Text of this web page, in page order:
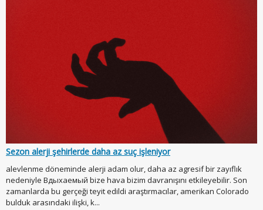
Sezon alerji şehirlerde daha az suç işleniyor
alevlenme döneminde alerji adam olur, daha az agresif bir zayıflık
nedeniyle Вдыхаемый bize hava bizim davranışını etkileyebilir. Son
zamanlarda bu gerçeği teyit edildi araştırmacılar, amerikan Colorado
bulduk arasındaki ilişki, k...